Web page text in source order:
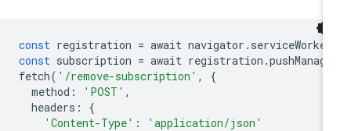
const registration = await navigator.serviceWorker
const subscription = await registration.
fetch('/remove-subscription'
method : 'POST'
headers
'Content-Type' : 'application/json'